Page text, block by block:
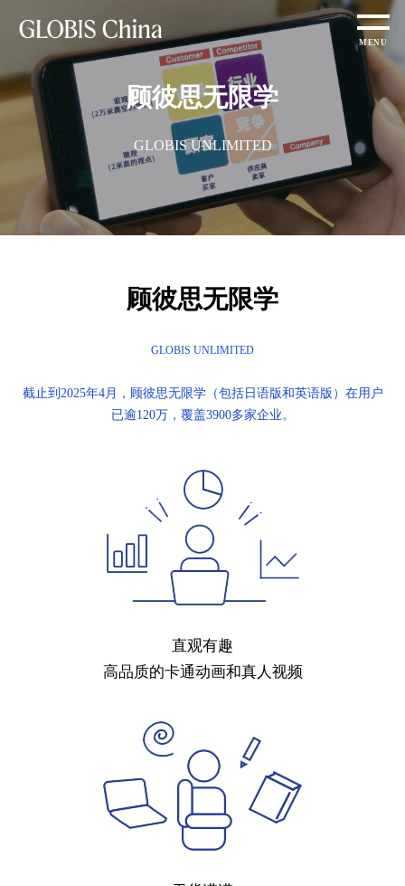
顾彼思无限学
GLOBIS UNLIMITED
顾彼思无限学
GLOBIS UNLIMITED
截止到2025年4月，顾彼思无限学（包括日语版和英语版）在用户
已逾120万，覆盖3900多家企业。
直观有趣
高品质的卡通动画和真人视频